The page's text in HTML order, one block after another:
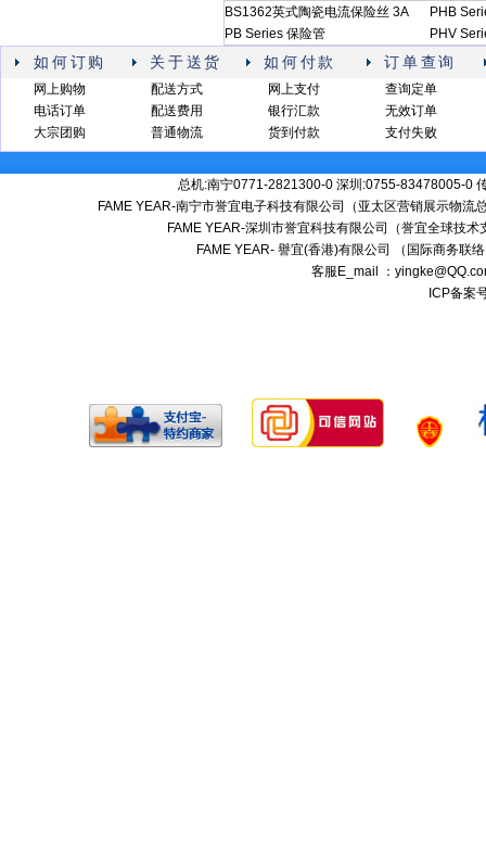
BS1362英式陶瓷电流保险丝 3A
PHB
PB Series 保险管
PHV
如何订购 关于送货 如何付款 订单查询
网上购物
电话订单
大宗团购
配送方式
配送费用
普通物流
网上支付
银行汇款
货到付款
查询定单
无效订单
支付失败
总机:南宁0771-2821300-0 深圳:0755-83478005-
FAME YEAR-南宁市誉宜电子科技有限公司（亚太区营销展示物
FAME YEAR-深圳市誉宜科技有限公司（誉宜全球技
FAME YEAR- 譽宜(香港)有限公司 （国际商务联
客服E_mail ：
ICP备案